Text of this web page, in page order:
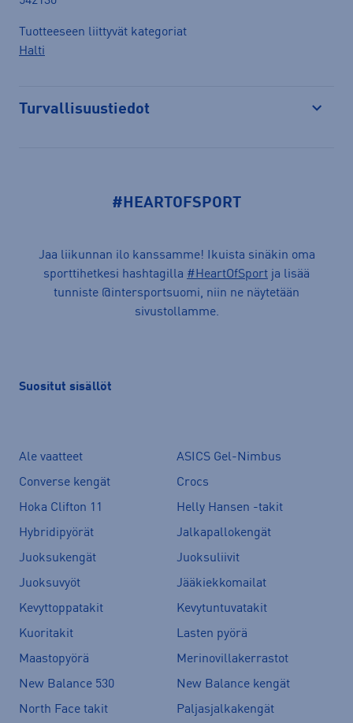
Tuotteeseen liittyvät kategoriat
Halti
Turvallisuustiedot
#HEARTOFSPORT
Jaa liikunnan ilo kanssamme! Ikuista sinäkin oma
sporttihetkesi hashtagilla #HeartOfSport ja lisää
tunniste @intersportsuomi, niin ne näytetään
sivustollamme.
Suositut sisällöt
Ale vaatteet
ASICS Gel-Nimbus
Converse kengät
Crocs
Hoka Clifton 11
Helly Hansen -takit
Hybridipyörät
Jalkapallokengät
Juoksukengät
Juoksuliivit
Juoksuvyöt
Jääkiekkomailat
Kevyttoppatakit
Kevytuntuvatakit
Kuoritakit
Lasten pyörä
Maastopyörä
Merinovillakerrastot
New Balance 530
New Balance kengät
North Face takit
Paljasjalkakengät